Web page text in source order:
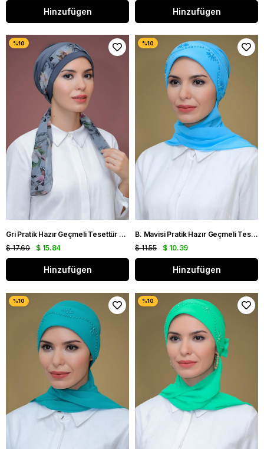
Hinzufügen Hinzufügen
Gri Pratik Hazır Geçmeli Tesettür Bone Sandy Kumaş Desenli Şifon Kemerli 1205D_15
$ 15.84
$ 17.60
Hinzufügen
B. Mavisi Pratik Hazır Geçmeli Tesettür Bone Sandy Kumaş Güllü İşlemeli Şifon Atkılı 1206A_11
$ 10.39
$ 11.55
Hinzufügen